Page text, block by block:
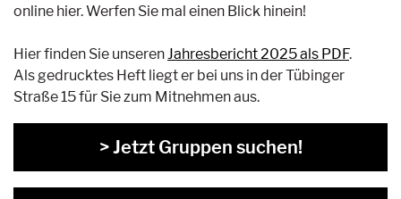
online hier. Werfen Sie mal einen Blick hinein!
Hier finden Sie unseren Jahresbericht 2025 als PDF.
Als gedrucktes Heft liegt er bei uns in der Tübinger
Straße 15 für Sie zum Mitnehmen aus.
> Jetzt Gruppen suchen!